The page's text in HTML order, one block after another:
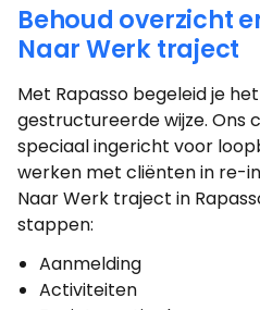
Behoud overzicht
Naar Werk traject
Met Rapasso begeleid je
gestructureerde wijze. Ons
speciaal ingericht voor
werken met cliënten in re-
Naar Werk traject in
stappen:
Aanmelding
Activiteiten